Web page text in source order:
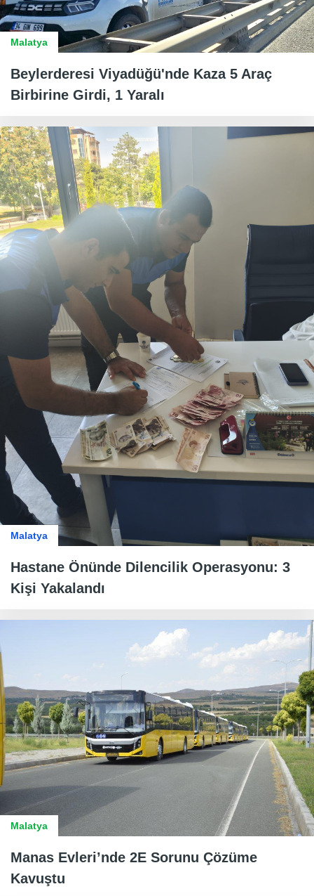
Malatya
Beylerderesi Viyadüğü'nde Kaza 5 Araç
Birbirine Girdi, 1 Yaralı
Malatya
Hastane Önünde Dilencilik Operasyonu: 3
Kişi Yakalandı
Malatya
Manas Evleri’nde 2E Sorunu Çözüme
Kavuştu